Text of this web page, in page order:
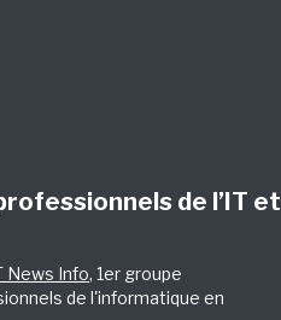
de l’IT et
News Info, 1er groupe
de l'informatique en